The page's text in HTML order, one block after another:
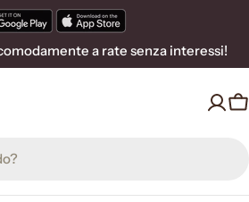
a rate senza interessi!